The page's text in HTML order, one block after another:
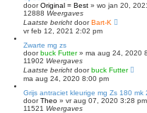
doorOriginal = Best » wo jan 20,
12888 Weergaves
Laatste bericht doorBart-K
vr feb 12, 2021 2:02 pm
Zwarte mg zs
doorbuck Futter» ma aug 24, 2020
11902 Weergaves
Laatste bericht doorbuck Futter
ma aug 24, 2020 8:00 pm
Grijs antraciet kleurige mg Zs 180 mk
doorTheo » vr aug 07, 2020 3:28 pm
11521 Weergaves